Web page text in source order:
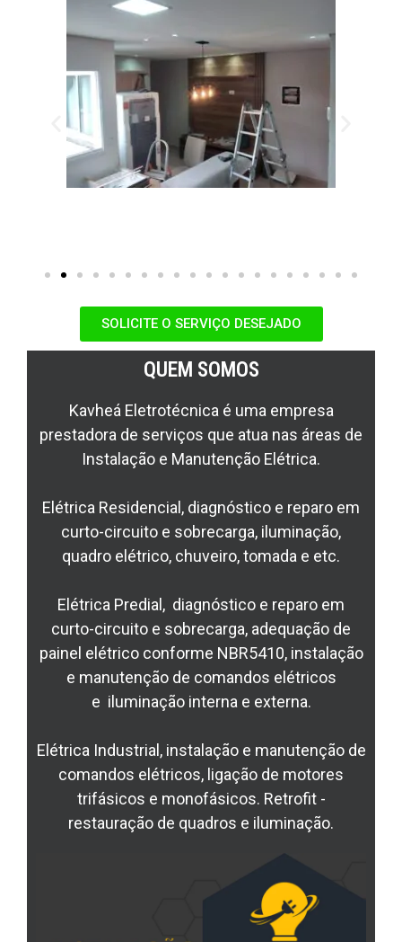
SOLICITE O SERVIÇO DESEJADO
QUEM SOMOS
Kavheá Eletrotécnica é uma empresa
prestadora de serviços que atua nas áreas de
Instalação e Manutenção Elétrica.
Elétrica Residencial, diagnóstico e reparo em
curto-circuito e sobrecarga, iluminação,
quadro elétrico, chuveiro, tomada e etc.
Elétrica Predial, diagnóstico e reparo em
curto-circuito e sobrecarga, adequação de
painel elétrico conforme NBR5410, instalação
e manutenção de comandos elétricos
e iluminação interna e externa.
Elétrica Industrial, instalação e manutenção de
comandos elétricos, ligação de motores
trifásicos e monofásicos. Retrofit -
restauração de quadros e iluminação.